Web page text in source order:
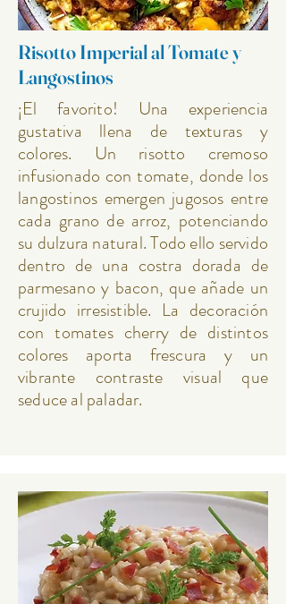
Risotto Imperial al Tomate y
Langostinos
¡El favorito! Una experiencia
gustativa llena de texturas y
colores. Un risotto cremoso
infusionado con tomate, donde los
langostinos emergen jugosos entre
cada grano de arroz, potenciando
su dulzura natural. Todo ello servido
dentro de una costra dorada de
parmesano y bacon, que añade un
crujido irresistible. La decoración
con tomates cherry de distintos
colores aporta frescura y un
vibrante contraste visual que
seduce al paladar.